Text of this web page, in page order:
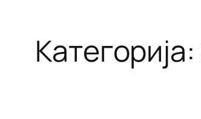
Категорија: